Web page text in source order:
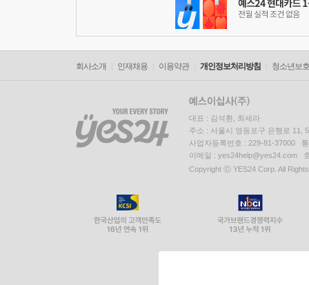
회사소개 인재채용 이용약관 개인정보처리방침 청소년보
대표 : 김석환, 최세라
주소 : 서울시 영등포구 은행로 11,
사업자등록번호 : 229-81-37000
이메일 : yes24help@yes24.com
Copyright ⓒ YES24 Corp. All